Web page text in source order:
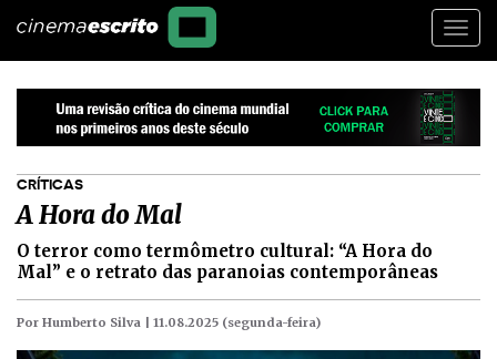
CRÍTICAS
A Hora do Mal
O terror como termômetro cultural: “A Hora do
Mal” e o retrato das paranoias contemporâneas
Por Humberto Silva | 11.08.2025 (segunda-feira)